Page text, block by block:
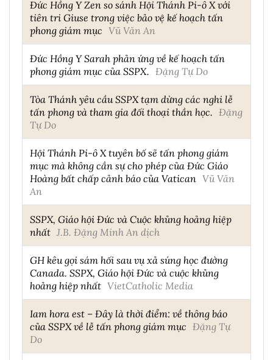
Đức Hồng Y Zen so sánh Hội Thánh Pi-ô X với
tiên tri Giuse trong việc bảo vệ kế hoạch tấn
phong giám mục Vũ Văn An
Đức Hồng Y Sarah phản ứng về kế hoạch tấn
phong giám mục của SSPX. Đặng Tự Do
Tòa Thánh yêu cầu SSPX tạm dừng các nghi lễ
tấn phong và tham gia đối thoại thần học. Đặng
Tự Do
Hội Thánh Pi-ô X tuyên bố sẽ tấn phong giám
mục mà không cần sự cho phép của Đức Giáo
Hoàng bất chấp cảnh báo của Vatican Vũ Văn
An
SSPX, Giáo hội Đức và Cuộc khủng hoảng hiệp
nhất J.B. Đặng Minh An dịch
GH kêu gọi sám hối sau vụ xả súng học đường
Canada. SSPX, Giáo hội Đức và cuộc khủng
hoảng hiệp nhất VietCatholic Media
Iam hora est – Đây là thời điểm: về thông báo
của SSPX về lễ tấn phong giám mục Đặng Tự
Do